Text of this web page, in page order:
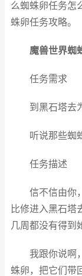
么蜘蛛卵任务怎
蛛卵任务攻略。
魔兽世界蜘
任务需求
到黑石塔去
听说那些蜘
任务描述
信不信由你
比修进入黑石塔
几周都没有得到
我跟你说啊
蛛卵，把它们带